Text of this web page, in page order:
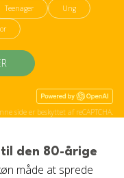
Teenager Ung
side er beskyttet af reCAPTCHA.
den 80-årige
måde at sprede